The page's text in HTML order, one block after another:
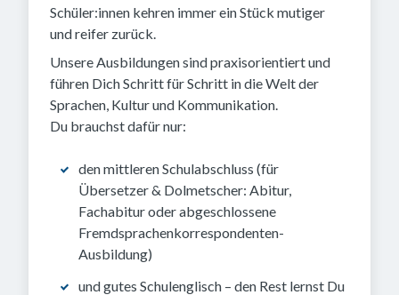
Schüler:innen kehren immer ein Stück mutiger
und reifer zurück.
Unsere Ausbildungen sind praxisorientiert und
führen Dich Schritt für Schritt in die Welt der
Sprachen, Kultur und Kommunikation.
Du brauchst dafür nur:
den mittleren Schulabschluss (für
Übersetzer & Dolmetscher: Abitur,
Fachabitur oder abgeschlossene
Fremdsprachenkorrespondenten-
Ausbildung)
und gutes Schulenglisch – den Rest lernst Du